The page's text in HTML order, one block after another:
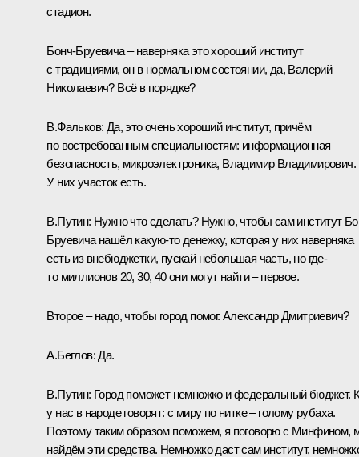
стадион.
Бонч-Бруевича – наверняка это хороший институт
с традициями, он в нормальном состоянии, да, Валерий
Николаевич? Всё в порядке?
В.Фальков: Да, это очень хороший институт, причём
по востребованным специальностям: информационная
безопасность, микроэлектроника, Владимир Владимирович.
У них участок есть.
В.Путин: Нужно что сделать? Нужно, чтобы сам институт
Бруевича нашёл какую-то денежку, которая у них наверняка
есть из внебюджетки, пускай небольшая часть, но где-
то миллионов 20, 30, 40 они могут найти – первое.
Второе – надо, чтобы город помог. Александр Дмитриевич?
А.Беглов:Да.
В.Путин: Город поможет немножко и федеральный бюджет.
у нас в народе говорят: с миру по нитке – голому рубаха.
Поэтому таким образом поможем, я поговорю с Минфином,
найдём эти средства. Немножко даст сам институт,